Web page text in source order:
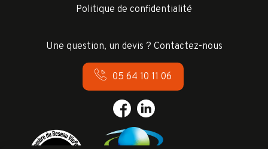
Politique de confidentialité
Une question, un devis ? Contactez-nous
05 64 10 11 06